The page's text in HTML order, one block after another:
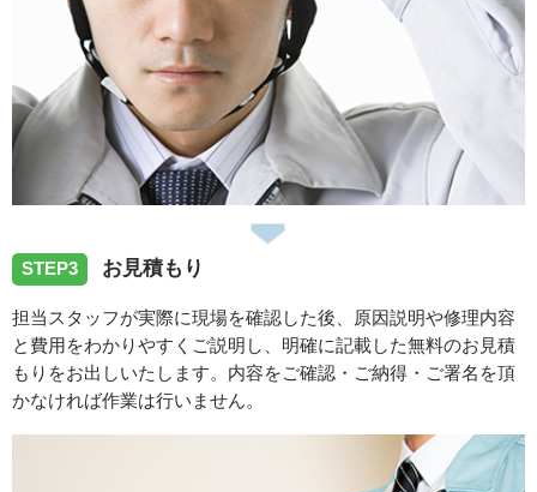
2026/07/07
香川県綾歌郡綾川町へトイレの水漏れトラブルでお伺いし
ました。
2026/06/15
香川県坂出市へ台所蛇口の水漏れ修理依頼でお伺い致しま
した
2026/06/14
STEP3 お見積もり
担当スタッフが実際に現場を確認した後、原因説明や修理内容
と費用をわかりやすくご説明し、明確に記載した無料のお見積
もりをお出しいたします。内容をご確認・ご納得・ご署名を頂
かなければ作業は行いません。